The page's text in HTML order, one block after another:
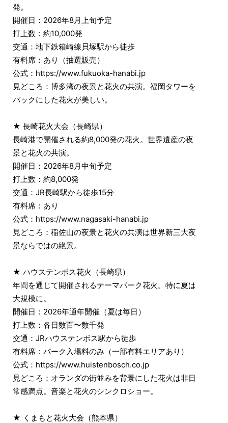
発。
開催日：2026年8月上旬予定
打上数：約10,000発
交通：地下鉄箱崎線貝塚駅から徒歩
有料席：あり（抽選販売）
公式：https://www.fukuoka-hanabi.jp
見どころ：博多湾の夜景と花火の共演。福岡タワーを
バックにした花火が美しい。
★ 長崎花火大会（長崎県）
長崎港で開催される約8,000発の花火。世界遺産の夜
景と花火の共演。
開催日：2026年8月中旬予定
打上数：約8,000発
交通：JR長崎駅から徒歩15分
有料席：あり
公式：https://www.nagasaki-hanabi.jp
見どころ：稲佐山の夜景と花火の共演は世界新三大夜
景ならではの絶景。
★ ハウステンボス花火（長崎県）
年間を通じて開催されるテーマパーク花火。特に夏は
大規模に。
開催日：2026年通年開催（夏は毎日）
打上数：各日数百〜数千発
交通：JRハウステンボス駅から徒歩
有料席：パーク入場料のみ（一部有料エリアあり）
公式：https://www.huistenbosch.co.jp
見どころ：オランダの街並みを背景にした花火は非日
常感満点。音楽と花火のシンクロショー。
★ くまもと花火大会（熊本県）